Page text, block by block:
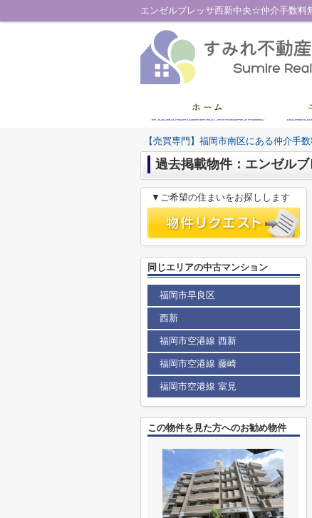
【売買専門】福岡市南区にある仲介手
過去掲載物件：エンゼル
▼ご希望の住まいをお探しします
同じエリアの中古マンション
福岡市早良区
西新
福岡市空港線 西新
福岡市空港線 藤崎
福岡市空港線 室見
この物件を見た方へのお勧め物件